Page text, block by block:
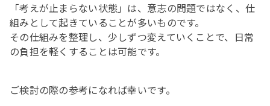
「考えが止まらない状態」は、意志の問題ではなく、仕
組みとして起きていることが多いものです。
その仕組みを整理し、少しずつ変えていくことで、日常
の負担を軽くすることは可能です。
ご検討の際の参考になれば幸いです。